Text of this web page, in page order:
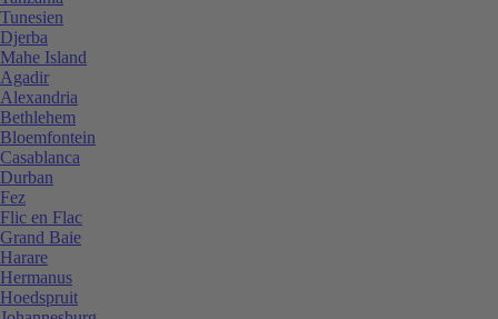
Tunesien
Djerba
Mahe Island
Agadir
Alexandria
Bethlehem
Bloemfontein
Casablanca
Durban
Fez
Flic en Flac
Grand Baie
Harare
Hermanus
Hoedspruit